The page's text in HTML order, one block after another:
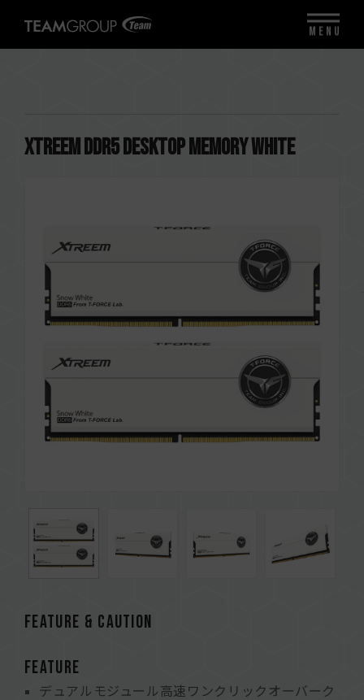
XTREEM DDR5 DESKTOP MEMORY WHITE
FEATURE & CAUTION
FEATURE
デュアルモジュール高速ワンクリックオーバーク
MENU